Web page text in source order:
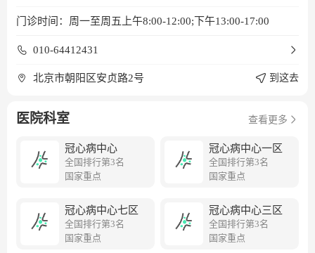
组批准，中共北京安贞医院委员会正式成立，北京市心肺血
任党委书记。北京安贞医院从最开始仅有一个“工字楼”起
步，建院仅3年心外手术例数突破600例，确立了在综合医院
发展历程中，逐步经历了“大专科、小综合”、“强专科、大综
势突出、综合学科蓬勃发展的局面。1996年，吴英恺老院长
提出了“公勤严廉”的院训，“公”是公正、公平、一心为公、
公而忘私；“勤”是勤奋、勤快、勤劳、勤学；“严”是严肃、
安贞人的精神源头和文化底色。 作为北京疏解非首都功能、
优化北京城市副中心布局的重点建设项目，北京安贞医院通
门诊时间：周一至周五上午8:00-12:00;下午13:00-17:00
010-64412431
北京市朝阳区安贞路2号 到这去
医院科室 查看更多
冠心病中心
全国排行第3名
国家重点
冠心病中心一区
全国排行第3名
国家重点
冠心病中心七区
全国排行第3名
国家重点
冠心病中心三区
全国排行第3名
国家重点